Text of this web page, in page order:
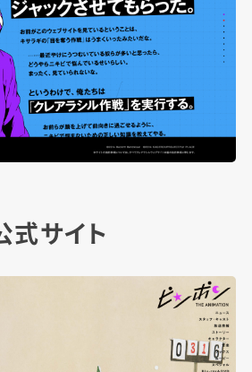
式サイト